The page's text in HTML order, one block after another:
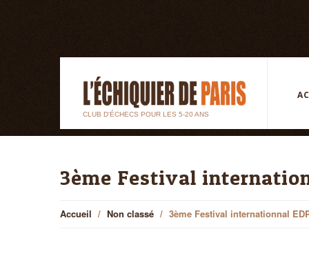
CLUB D'ÉCHECS POUR LES 5-20 ANS
3ème Festival
Accueil Non classé 3ème Festival internationnal